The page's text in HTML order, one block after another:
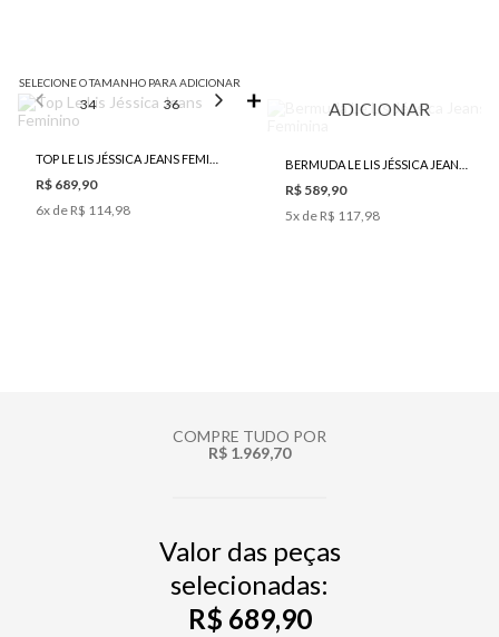
SELECIONE O TAMANHO PARA ADICIONAR
34 36 38 40
R$ 689,90
6x de R$ 114,98
ADICIONAR
R$ 589,90
5x de R$ 117,98
COMPRE TUDO POR
R$ 1.969,70
Valor das peças
selecionadas:
R$ 689,90